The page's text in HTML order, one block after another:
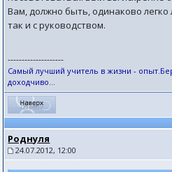
Вам, должно быть, одинаково
так и с руководством.
--------------------
Самый лучший учитель в жизни -
доходчиво...
Роднуля
24.07.2012, 12:00